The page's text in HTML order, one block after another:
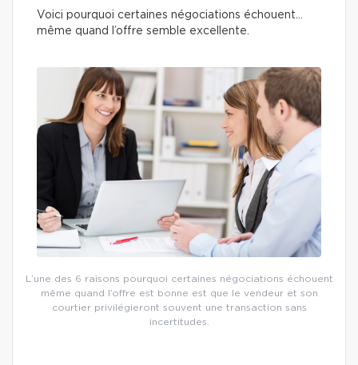
Voici pourquoi certaines négociations échouent…
même quand l’offre semble excellente.
L’une des 6 raisons pourquoi certaines négociations échouent
même quand l’offre est bonne est que le vendeur et son
courtier privilégieront souvent une transaction sans
incertitudes.